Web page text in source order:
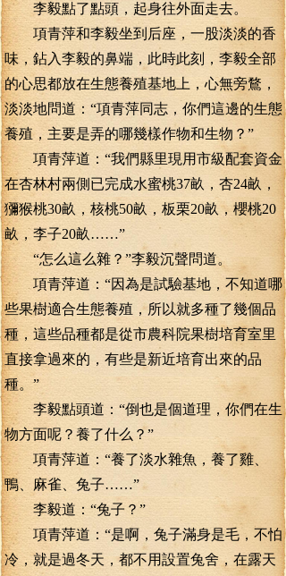
李毅點了點頭，起身往外面走去。
項青萍和李毅坐到后座，一股淡淡的香
味，鉆入李毅的鼻端，此時此刻，李毅全部
的心思都放在生態養殖基地上，心無旁鶩，
淡淡地問道：“項青萍同志，你們這邊的生態
養殖，主要是弄的哪幾樣作物和生物？”
項青萍道：“我們縣里現用市級配套資金
在杏林村兩側已完成水蜜桃37畝，杏24畝，
獼猴桃30畝，核桃50畝，板栗20畝，櫻桃20
畝，李子20畝……”
“怎么這么雜？”李毅沉聲問道。
項青萍道：“因為是試驗基地，不知道哪
些果樹適合生態養殖，所以就多種了幾個品
種，這些品種都是從市農科院果樹培育室里
直接拿過來的，有些是新近培育出來的品
種。”
李毅點頭道：“倒也是個道理，你們在生
物方面呢？養了什么？”
項青萍道：“養了淡水雜魚，養了雞、
鴨、麻雀、兔子……”
李毅道：“兔子？”
項青萍道：“是啊，兔子滿身是毛，不怕
冷，就是過冬天，都不用設置兔舍，在露天